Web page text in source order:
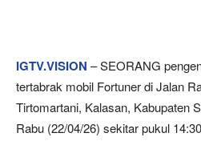
IGTV.VISION – SEORANG
tertabrak mobil Fortuner di Jalan
Tirtomartani, Kalasan, Kabupaten
Rabu (22/04/26) sekitar pukul